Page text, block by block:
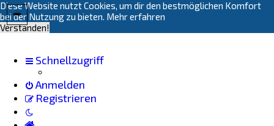
Diese Website nutzt Cookies, um dir den bestmöglichen Komfort
bei der Nutzung zu bieten. Mehr erfahren
Verstanden!
Schnellzugriff
Anmelden
Registrieren